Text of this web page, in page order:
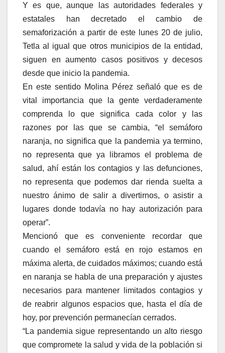
Y es que, aunque las autoridades federales y
estatales han decretado el cambio de
semaforización a partir de este lunes 20 de julio,
Tetla al igual que otros municipios de la entidad,
siguen en aumento casos positivos y decesos
desde que inicio la pandemia.
En este sentido Molina Pérez señaló que es de
vital importancia que la gente verdaderamente
comprenda lo que significa cada color y las
razones por las que se cambia, “el semáforo
naranja, no significa que la pandemia ya termino,
no representa que ya libramos el problema de
salud, ahí están los contagios y las defunciones,
no representa que podemos dar rienda suelta a
nuestro ánimo de salir a divertirnos, o asistir a
lugares donde todavía no hay autorización para
operar”.
Mencionó que es conveniente recordar que
cuando el semáforo está en rojo estamos en
máxima alerta, de cuidados máximos; cuando está
en naranja se habla de una preparación y ajustes
necesarios para mantener limitados contagios y
de reabrir algunos espacios que, hasta el día de
hoy, por prevención permanecían cerrados.
“La pandemia sigue representando un alto riesgo
que compromete la salud y vida de la población si